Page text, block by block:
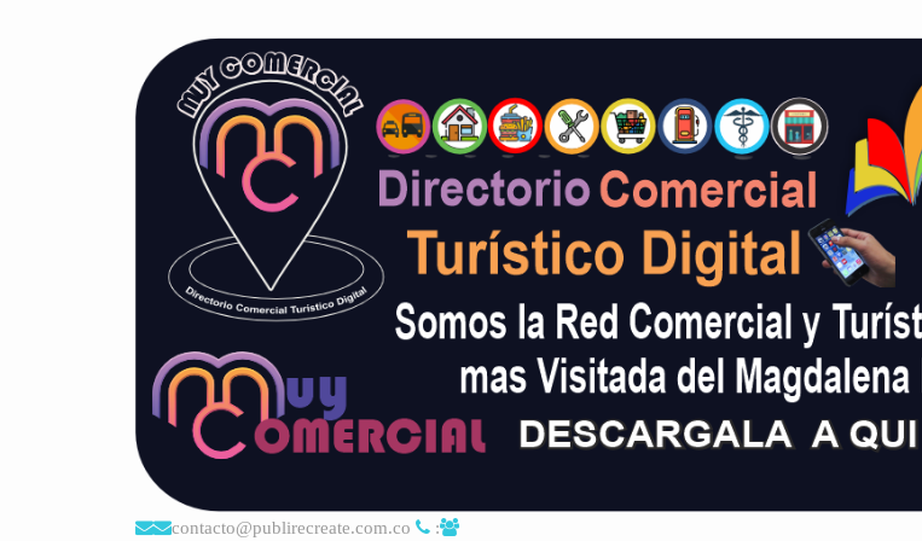
contacto@publirecreate.com.co :